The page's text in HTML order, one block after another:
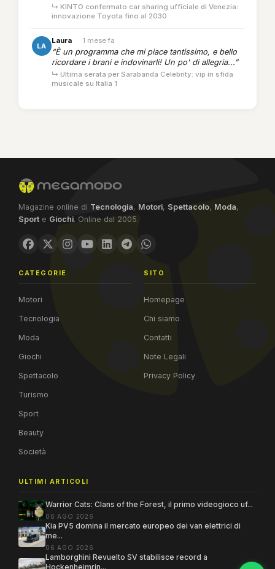
↳ KINTO confermato car sharing ufficiale di Venezia:
innovazione Toyota fino al 2030
LA
Laura · 1 mese fa
“È un programma che mi piace tantissimo, e bello
ricordare i brani e indovinarli! Un po' di allegria...”
↳ Ultima serata per Sarabanda Celebrity: vip in sfida
musicale su Italia 1
Magazine online di Tecnologia, Motori, Spettacolo, Moda,
Sport e Giochi. Online dal 2005.
CATEGORIE
Motori
Tecnologia
Moda
Giochi
Spettacolo
Turismo
Sport
Beauty
Società
SITO
Homepage
Chi siamo
Contatti
Note Legali
Privacy Policy
ULTIMI ARTICOLI
Warrior Cats: Clans of the Forest, il primo videogioco uf...
06 AGO 2026
Kia PV5 domina il mercato europeo dei van elettrici di
me...
06 AGO 2026
Lamborghini Revuelto SV stabilisce record a
Hockenheimrin...